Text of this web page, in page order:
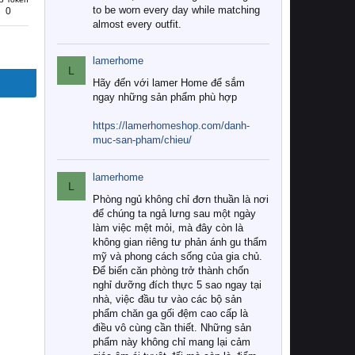
0
to be worn every day while matching
almost every outfit.
L
lamerhome
Hãy đến với lamer Home để sắm
ngay những sản phẩm phù hợp
https://lamerhomeshop.com/danh-
muc-san-pham/chieu/
L
lamerhome
Phòng ngủ không chỉ đơn thuần là nơi
để chúng ta ngả lưng sau một ngày
làm việc mệt mỏi, mà đây còn là
không gian riêng tư phản ánh gu thẩm
mỹ và phong cách sống của gia chủ.
Để biến căn phòng trở thành chốn
nghỉ dưỡng đích thực 5 sao ngay tại
nhà, việc đầu tư vào các bộ sản
phẩm chăn ga gối đệm cao cấp là
điều vô cùng cần thiết. Những sản
phẩm này không chỉ mang lại cảm